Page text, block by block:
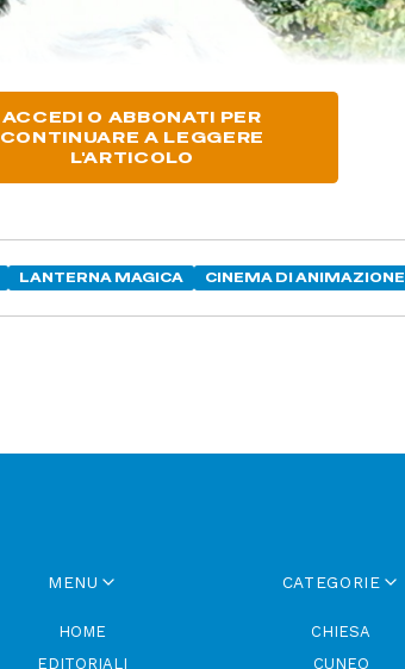
ACCEDI O ABBONATI PER
CONTINUARE A LEGGERE
L'ARTICOLO
LANTERNA MAGICA CINEMA DI ANIMAZIONE
MENU
HOME
EDITORIALI
CATEGORIE
CHIESA
CUNEO